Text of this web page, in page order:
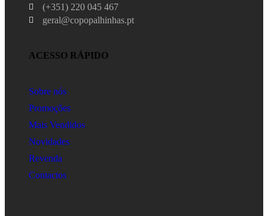
(+351) 220 045 467
geral@copopalhinhas.pt
ACESSO RÁPIDO
Sobre nós
Promoções
Mais Vendidos
Novidades
Revenda
Contactos